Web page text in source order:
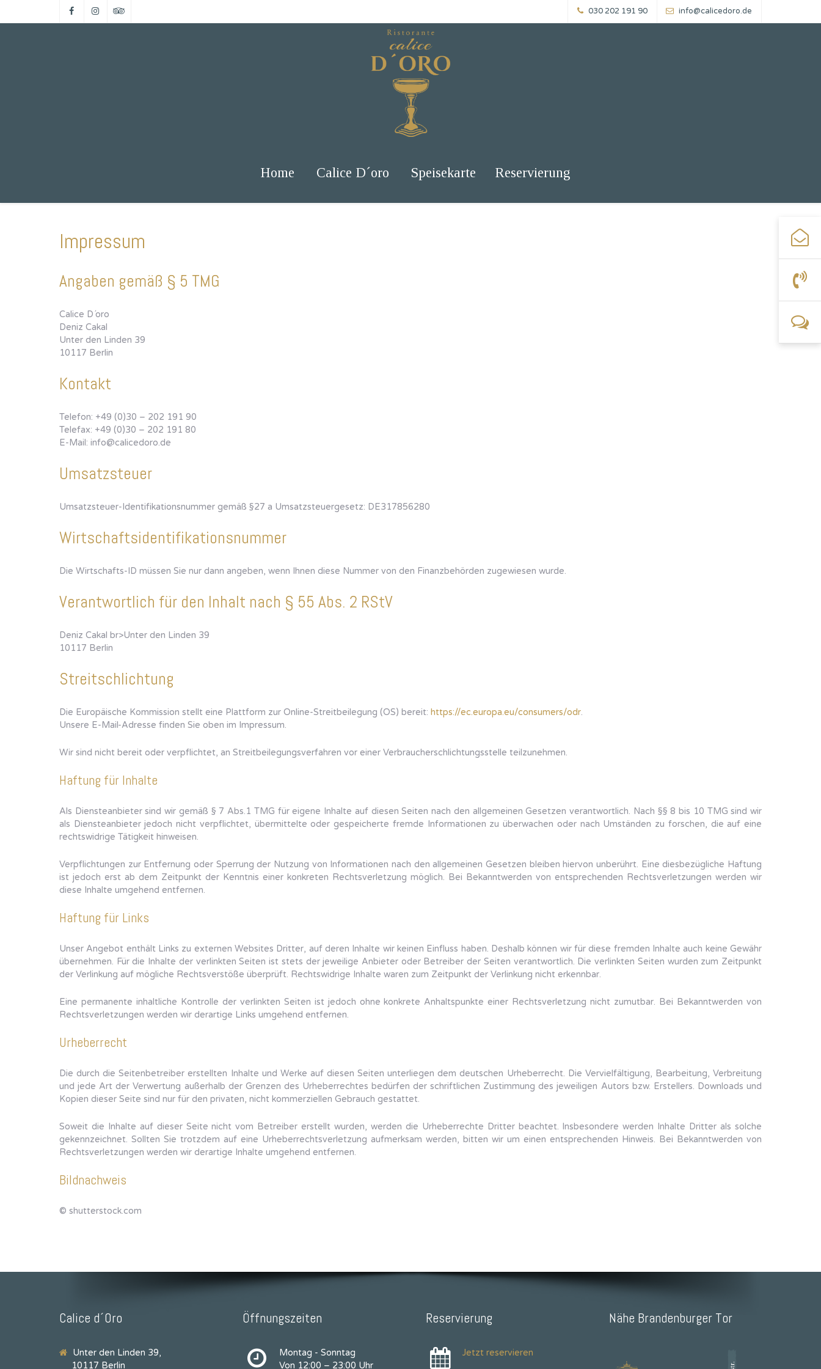
030 202 191 90 info@calicedoro.de
Home Calice D´oro Speisekarte Reservierung
Impressum
Angaben gemäß § 5 TMG
Calice D´oro
Deniz Cakal
Unter den Linden 39
10117 Berlin
Kontakt
Telefon: +49 (0)30 – 202 191 90
Telefax: +49 (0)30 – 202 191 80
E-Mail: info@calicedoro.de
Umsatzsteuer
Umsatzsteuer-Identifikationsnummer gemäß §27 a Umsatzsteuergesetz: DE317856280
Wirtschaftsidentifikationsnummer
Die Wirtschafts-ID müssen Sie nur dann angeben, wenn Ihnen diese Nummer von den Finanzbehörden zugewiesen wurde.
Verantwortlich für den Inhalt nach § 55 Abs. 2 RStV
Deniz Cakal br>Unter den Linden 39
10117 Berlin
Streitschlichtung
Die Europäische Kommission stellt eine Plattform zur Online-Streitbeilegung (OS) bereit: https://ec.europa.eu/consumers/odr.
Unsere E-Mail-Adresse finden Sie oben im Impressum.
Wir sind nicht bereit oder verpflichtet, an Streitbeilegungsverfahren vor einer Verbraucherschlichtungsstelle teilzunehmen.
Haftung für Inhalte
Als Diensteanbieter sind wir gemäß § 7 Abs.1 TMG für eigene Inhalte auf diesen Seiten nach den allgemeinen Gesetzen verantwortlich. Nach §§ 8 bis 10 TMG sind wir
als Diensteanbieter jedoch nicht verpflichtet, übermittelte oder gespeicherte fremde Informationen zu überwachen oder nach Umständen zu forschen, die auf eine
rechtswidrige Tätigkeit hinweisen.
Verpflichtungen zur Entfernung oder Sperrung der Nutzung von Informationen nach den allgemeinen Gesetzen bleiben hiervon unberührt. Eine diesbezügliche Haftung
ist jedoch erst ab dem Zeitpunkt der Kenntnis einer konkreten Rechtsverletzung möglich. Bei Bekanntwerden von entsprechenden Rechtsverletzungen werden wir
diese Inhalte umgehend entfernen.
Haftung für Links
Unser Angebot enthält Links zu externen Websites Dritter, auf deren Inhalte wir keinen Einfluss haben. Deshalb können wir für diese fremden Inhalte auch keine Gewähr
übernehmen. Für die Inhalte der verlinkten Seiten ist stets der jeweilige Anbieter oder Betreiber der Seiten verantwortlich. Die verlinkten Seiten wurden zum Zeitpunkt
der Verlinkung auf mögliche Rechtsverstöße überprüft. Rechtswidrige Inhalte waren zum Zeitpunkt der Verlinkung nicht erkennbar.
Eine permanente inhaltliche Kontrolle der verlinkten Seiten ist jedoch ohne konkrete Anhaltspunkte einer Rechtsverletzung nicht zumutbar. Bei Bekanntwerden von
Rechtsverletzungen werden wir derartige Links umgehend entfernen.
Urheberrecht
Die durch die Seitenbetreiber erstellten Inhalte und Werke auf diesen Seiten unterliegen dem deutschen Urheberrecht. Die Vervielfältigung, Bearbeitung, Verbreitung
und jede Art der Verwertung außerhalb der Grenzen des Urheberrechtes bedürfen der schriftlichen Zustimmung des jeweiligen Autors bzw. Erstellers. Downloads und
Kopien dieser Seite sind nur für den privaten, nicht kommerziellen Gebrauch gestattet.
Soweit die Inhalte auf dieser Seite nicht vom Betreiber erstellt wurden, werden die Urheberrechte Dritter beachtet. Insbesondere werden Inhalte Dritter als solche
gekennzeichnet. Sollten Sie trotzdem auf eine Urheberrechtsverletzung aufmerksam werden, bitten wir um einen entsprechenden Hinweis. Bei Bekanntwerden von
Rechtsverletzungen werden wir derartige Inhalte umgehend entfernen.
Bildnachweis
© shutterstock.com
Calice d´Oro
Unter den Linden 39,
10117 Berlin
Öffnungszeiten
Montag - Sonntag
Von 12:00 – 23:00 Uhr
Reservierung
Jetzt reservieren
Nähe Brandenburger Tor